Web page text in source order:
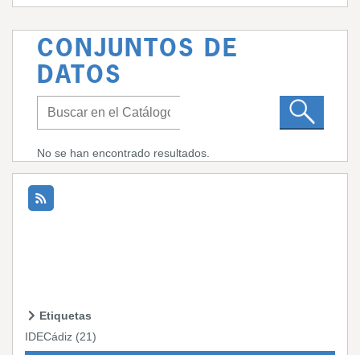
CONJUNTOS DE
DATOS
No se han encontrado resultados.
Etiquetas
IDECádiz (21)